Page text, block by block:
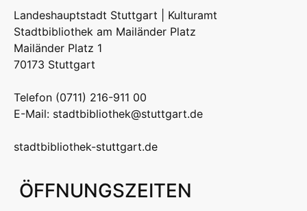
Landeshauptstadt Stuttgart | Kulturamt
Stadtbibliothek am Mailänder Platz
Mailänder Platz 1
70173 Stuttgart
Telefon (0711) 216-911 00
E-Mail: stadtbibliothek@stuttgart.de
stadtbibliothek-stuttgart.de
ÖFFNUNGSZEITEN